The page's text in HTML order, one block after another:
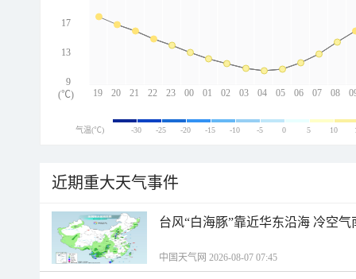
19 20 21 22 23 00 01 02 03 04 05 06 07 08
17
13
9
(℃)
气温(℃) -30 -25 -20 -15 -10 -5 0 5 10
近期重大天气事件
台风“白海豚”靠近华东沿海 冷空
中国天气网 2026-08-07 07:45